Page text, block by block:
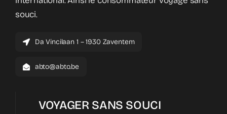
souci.
Da Vincilaan 1 – 1930 Zaventem
abto@abto.be
VOYAGER SANS SOUCI